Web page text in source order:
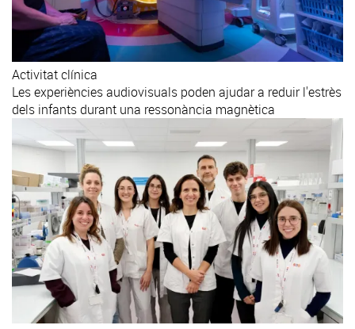
Activitat clínica
Les experiències audiovisuals poden ajudar a reduir l'estrès
dels infants durant una ressonància magnètica